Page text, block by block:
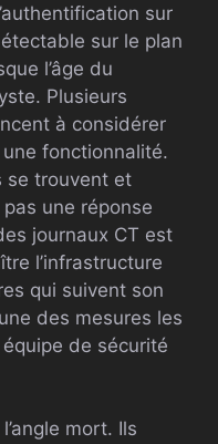
sur
sur le plan
l’âge du
Plusieurs
à considérer
fonctionnalité.
se trouvent et
une réponse
journaux CT est
l’infrastructure
qui suivent son
des mesures les
de sécurité
mort. Ils